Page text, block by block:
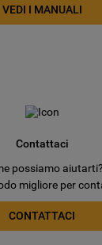
VEDI I MANUALI
Contattaci
possiamo aiutarti?
migliore per
CONTATTACI